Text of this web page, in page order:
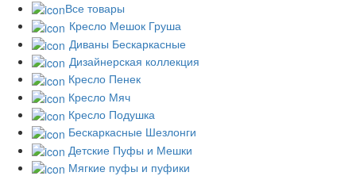
Все товары
Кресло Мешок Груша
Диваны Бескаркасные
Дизайнерская коллекция
Кресло Пенек
Кресло Мяч
Кресло Подушка
Бескаркасные Шезлонги
Детские Пуфы и Мешки
Мягкие пуфы и пуфики